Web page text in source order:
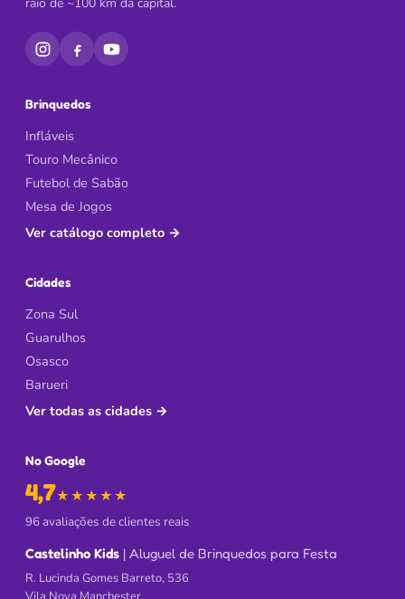
Brinquedos
Infláveis
Touro Mecânico
Futebol de Sabão
Mesa de Jogos
Ver catálogo completo →
Cidades
Zona Sul
Guarulhos
Osasco
Barueri
Ver todas as cidades →
No Google
4,7★★★★★
de 5 no Google
96 avaliações de clientes reais
Castelinho Kids | Aluguel de Brinquedos para Festa
R. Lucinda Gomes Barreto, 536